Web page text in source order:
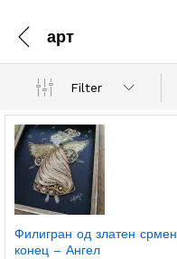
арт
Filter
Филигран од златен срмен
конец – Ангел